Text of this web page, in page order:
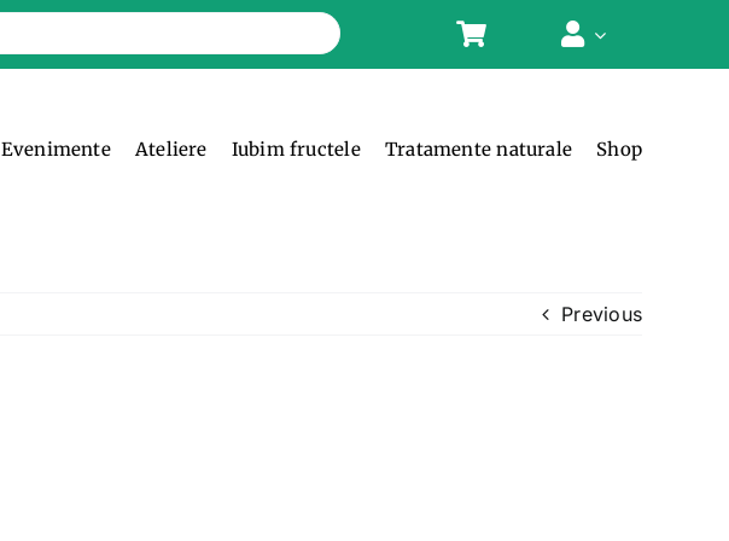
Evenimente Ateliere Iubim fructele Tratamente naturale Shop
Previous